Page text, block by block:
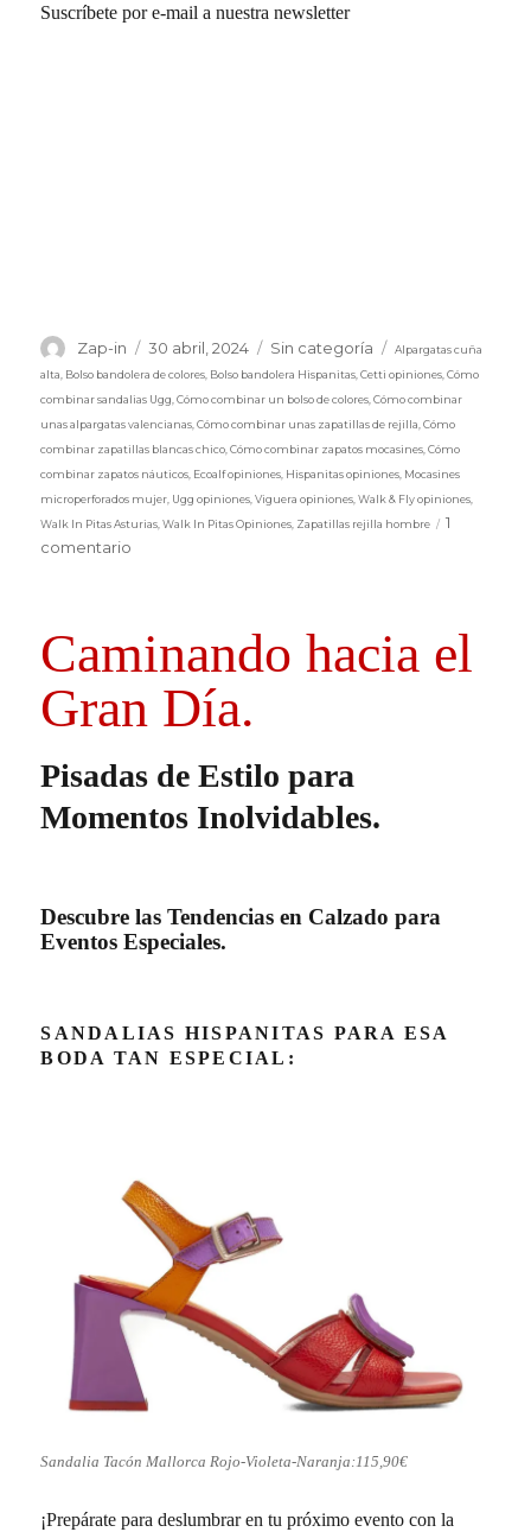
Suscríbete por e-mail a nuestra newsletter
Autor
Zap-in
Publicado
el
30 abril, 2024 Categorías
Sin categoría
Alpargatas cuña
alta Bolso bandolera de colores Bolso bandolera Hispanitas ,Cetti opiniones ,Cómo
combinar sandalias Ugg ,Cómo combinar un bolso de colores ,Cómo combinar
unas alpargatas valencianas ,Cómo combinar unas zapatillas de rejilla ,Cómo
combinar zapatillas blancas chico ,Cómo combinar zapatos mocasines ,Cómo
combinar zapatos náuticos Ecoalf opiniones Hispanitas opiniones Mocasines
microperforados mujer Ugg opiniones ,Viguera opiniones ,Walk & Fly opiniones
Walk In Pitas Asturias ,Walk In Pitas Opiniones Zapatillas rejilla hombre
1
comentario
Caminando hacia el
Gran Día.
Pisadas de Estilo para
Momentos Inolvidables.
Descubre las Tendencias en Calzado para
Eventos Especiales.
SANDALIAS HISPANITAS PARA ESA
BODA TAN ESPECIAL:
Sandalia Tacón Mallorca Rojo-Violeta-Naranja:115,90€
¡Prepárate para deslumbrar en tu próximo evento con la